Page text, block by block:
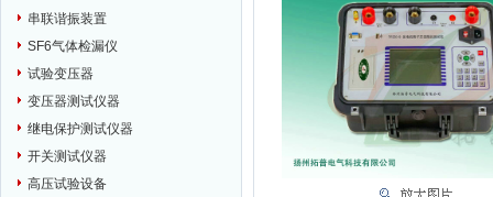
串联谐振装置
SF6气体检漏仪
试验变压器
变压器测试仪器
继电保护测试仪器
开关测试仪器
高压试验设备